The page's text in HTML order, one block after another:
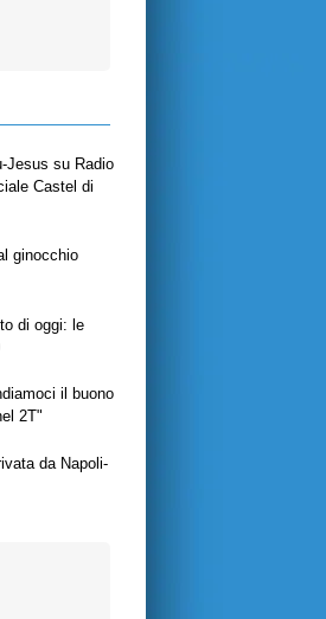
Jesus su Radio
Castel di
ginocchio
di oggi: le
il buono
2T"
da Napoli-